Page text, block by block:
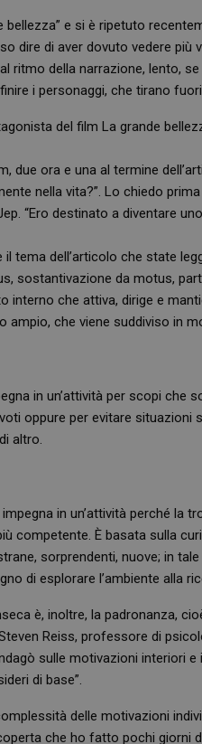
e si è ripetuto
dire di aver dovuto vedere più
ritmo della narrazione, lento,
i personaggi, che tirano
del film La grande
due ora e una al termine
nella vita?”. Lo chiedo
“Ero destinato a diventare
tema dell’articolo che state
sostantivazione da motus,
interno che attiva, dirige e
che viene suddiviso in
in un’attività per scopi che
oppure per evitare situazioni
altro.
in un’attività perché la
competente. È basata sulla
sorprendenti, nuove; in
di esplorare l’ambiente alla
è, inoltre, la padronanza,
Reiss, professore di
sulle motivazioni interiori
di base”.
delle motivazioni
che ho fatto pochi giorni